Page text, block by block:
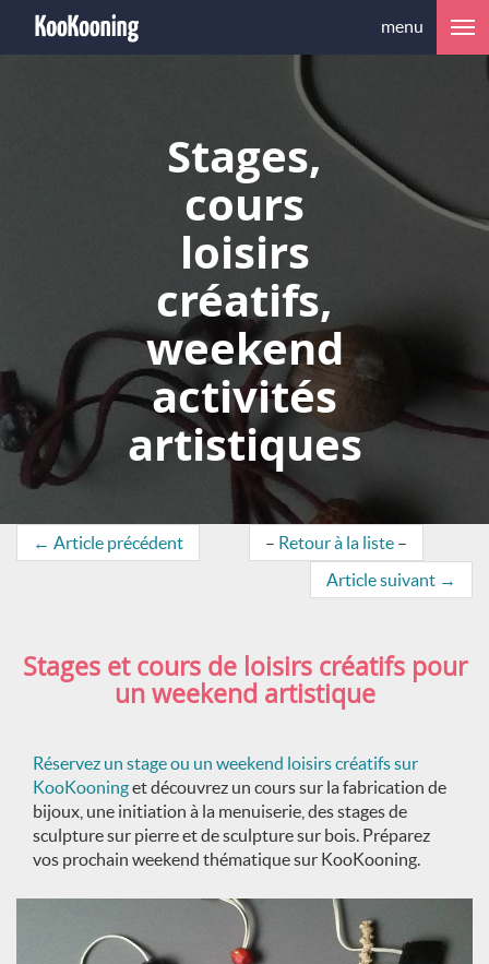
menu
Stages,
cours
loisirs
créatifs,
weekend
activités
artistiques
← Article précédent – Retour à la liste –
Article suivant →
Stages et cours de loisirs créatifs pour
un weekend artistique
Réservez un stage ou un weekend loisirs créatifs sur
KooKooninget découvrez un cours sur la fabrication de
bijoux, une initiation à la menuiserie, des stages de
sculpture sur pierre et de sculpture sur bois. Préparez
vos prochain weekend thématique sur KooKooning.